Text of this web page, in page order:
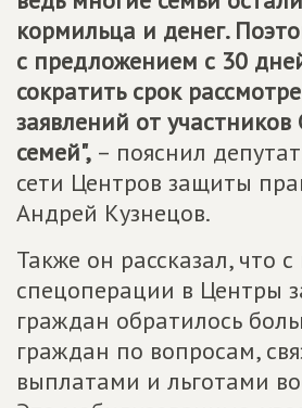
кормильца и денег.
с предложением с 30
сократить срок
заявлений от
семей", – пояснил
сети Центров защиты
Андрей Кузнецов.
Также он рассказал, что
спецоперации в Центры
граждан обратилось
граждан по вопросам,
выплатами и льготами